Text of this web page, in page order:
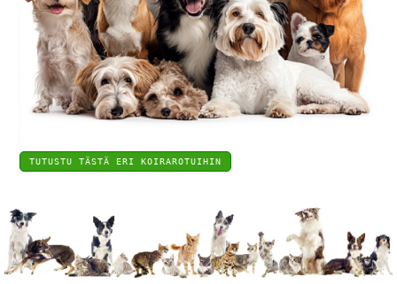
TUTUSTU TÄSTÄ ERI KOIRAROTUIHIN